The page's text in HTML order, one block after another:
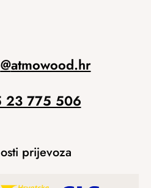
@atmowood.hr
23 775 506
prijevoza